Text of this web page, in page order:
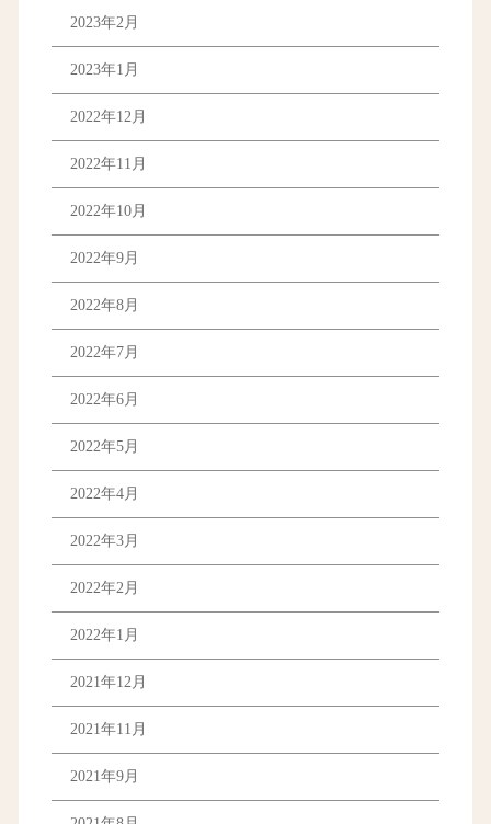
2023年2月
2023年1月
2022年12月
2022年11月
2022年10月
2022年9月
2022年8月
2022年7月
2022年6月
2022年5月
2022年4月
2022年3月
2022年2月
2022年1月
2021年12月
2021年11月
2021年9月